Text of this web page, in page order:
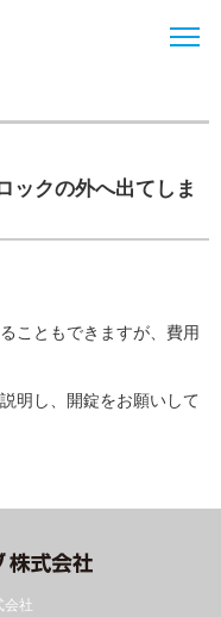
ックの外へ出てしま
こともできますが、費用
明し、開錠をお願いして
会社